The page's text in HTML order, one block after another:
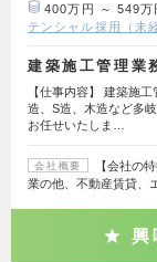
400万円 ～ 549万
テンシャル採用（未
建築施工管理業
【仕事内容】 建築施
造、S造、木造など多
お任せいたしま…
会社概要
【会社の
業の他、不動産賃貸、
興